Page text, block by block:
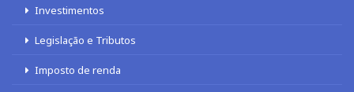
Investimentos
Legislação e Tributos
Imposto de renda